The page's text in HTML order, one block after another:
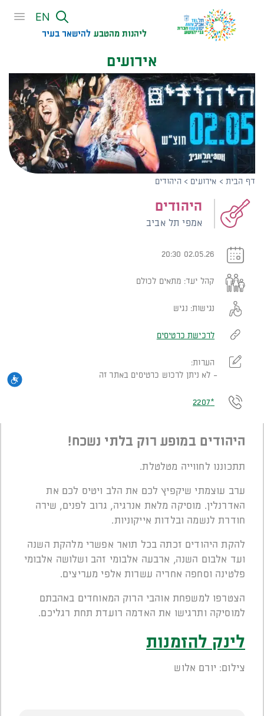
מַעֲרֶכֶת
נָגִישׁ
בִּקְלִיק
הַמְּסַיַּעַת
לִנְגִישׁוּת
הָאֲתָר.
EN
ליהנות מהטבע להישאר בעיר​
אירועים
דף הבית > אירועים > היהודים
היהודים
אמפי תל אביב
02.05.26 20:30
קהל יעד: מתאים לכולם
נגישות: נגיש
לרכישת כרטיסים
הערות:
לא ניתן לרכוש כרטיסים באתר זה
*2207
היהודים במופע רוק בלתי נשכח!
תתכוננו לחווייה מטלטלת.
ערב עוצמתי שיקפיץ לכם את הלב ויטיס לכם את
האדרנלין. מוסיקה מלאת אנרגיה, גרוב לפנים, שירה
חודרת לנשמה ובלדות אייקוניות.
להקת היהודים זכתה בכל תואר אפשרי מלהקת השנה
ועד אלבום השנה, ארבעה אלבומי זהב ושלושה אלבומי
פלטינה וסחפה אחריה עשרות אלפי מעריצים.
הצטרפו למשפחת אוהבי הרוק המאוחדים באהבתם
למוסיקה ותרגישו את האדמה רועדת תחת רגליכם.
לינק להזמנות
צילום: יורם אלוש